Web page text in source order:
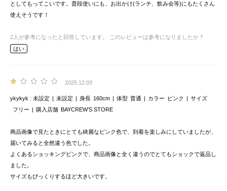
としてもってこいです。普段使いにも、お出かけ(ランチ、飲み会等)にもたくさん
使えそうです！
2 人が参考になったと回答しています。
このレビューは参考になりましたか？
はい
2025.12.03
ykykyk 未設定 未設定 身長 160cm 体型 普通 カラー ピンク
サイズ
フリー
購入店舗 BAYCREW’S STORE
商品画像で見たときにとても綺麗なピンク色で、到着を楽しみにしていましたが、
届いてみると全然違う色でした。
よくあるショッキングピンクで、商品画像と全く違うのでとてもショックで返品し
ました。
サイズもびっくりするほど大きいです。